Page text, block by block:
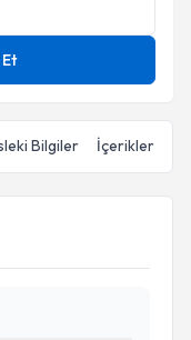
Bilgiler İçerikler